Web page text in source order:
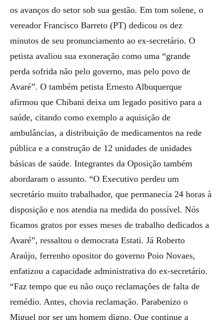
os avanços do setor sob sua gestão. Em tom solene, o
vereador Francisco Barreto (PT) dedicou os dez
minutos de seu pronunciamento ao ex-secretário. O
petista avaliou sua exoneração como uma “grande
perda sofrida não pelo governo, mas pelo povo de
Avaré”. O também petista Ernesto Albuquerque
afirmou que Chibani deixa um legado positivo para a
saúde, citando como exemplo a aquisição de
ambulâncias, a distribuição de medicamentos na rede
pública e a construção de 12 unidades de unidades
básicas de saúde. Integrantes da Oposição também
abordaram o assunto. “O Executivo perdeu um
secretário muito trabalhador, que permanecia 24 horas à
disposição e nos atendia na medida do possível. Nós
ficamos gratos por esses meses de trabalho dedicados a
Avaré”, ressaltou o democrata Estati. Já Roberto
Araújo, ferrenho opositor do governo Poio Novaes,
enfatizou a capacidade administrativa do ex-secretário.
“Faz tempo que eu não ouço reclamações de falta de
remédio. Antes, chovia reclamação. Parabenizo o
Miguel por ser um homem digno. Que continue a